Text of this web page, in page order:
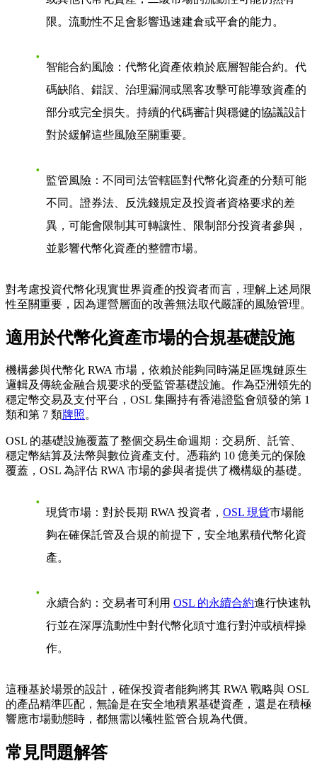
限。流動性不足會影響迅速建倉或平倉的能力。
智能合約風險：代幣化資產依賴於底層智能合約。代
碼缺陷、錯誤、治理漏洞或黑客攻擊可能導致資產的
部分或完全損失。持續的代碼審計與穩健的協議設計
對於緩解這些風險至關重要。
監管風險：不同司法管轄區對代幣化資產的分類可能
不同。證券法、反洗錢規定及投資者資格要求的差
異，可能會限制其可轉讓性、限制部分投資者參與，
並影響代幣化資產的整體市場。
對考慮投資代幣化現實世界資產的投資者而言，理解上述局限
性至關重要，因為運營層面的改善無法取代嚴謹的風險管理。
適用於代幣化資產市場的合規基礎設施
機構參與代幣化 RWA 市場，依賴於能夠同時滿足區塊鏈原生
邏輯及傳統金融合規要求的受監管基礎設施。作為亞洲領先的
穩定幣交易及支付平台，OSL 集團持有香港證監會頒發的第 1
類和第 7 類牌照。
OSL 的基礎設施覆蓋了整個交易生命週期：交易所、託管、
穩定幣結算及法幣與數位資產支付。憑藉約 10 億美元的保險
覆蓋，OSL 為評估 RWA 市場的參與者提供了機構級的基礎。
現貨市場：對於長期 RWA 投資者， OSL 現貨市場能
夠在確保託管及合規的前提下，安全地累積代幣化資
產。
永續合約：交易者可利用 OSL 的永續合約進行快速執
行並在深厚流動性中對代幣化頭寸進行對沖或槓桿操
作。
這種基於場景的設計，確保投資者能夠將其 RWA 戰略與 OSL
的產品精準匹配，無論是在安全地積累基礎資產，還是在積極
響應市場動態時，都無需以犧牲監管合規為代價。
常見問題解答